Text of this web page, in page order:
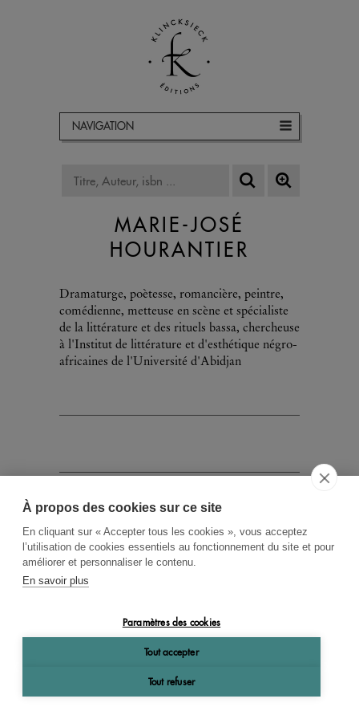
À propos des cookies sur ce site
En cliquant sur « Accepter tous les cookies », vous acceptez
l’utilisation de cookies essentiels au fonctionnement du site et pour
améliorer et personnaliser le contenu.
En savoir plus
Paramètres des cookies
Tout accepter
Tout refuser
NAVIGATION
MARIE-JOSÉ
HOURANTIER
Dramaturge, poètesse, romancière, peintre,
comédienne, metteuse en scène et spécialiste
de la littérature et des rituels bassa, chercheuse
à l'Institut de littérature et d'esthétique négro-
africaines de l'Université d'Abidjan
ACCUEIL CONTACT
RECHERCHE THÉMATIQUE
RIGHTS & PERMISSIONS